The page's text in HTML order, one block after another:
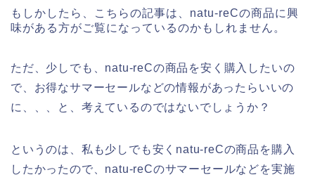
もしかしたら、こちらの記事は、natu-reCの商品に興
味がある方がご覧になっているのかもしれません。
ただ、少しでも、natu-reCの商品を安く購入したいの
で、お得なサマーセールなどの情報があったらいいの
に、、、と、考えているのではないでしょうか？
というのは、私も少しでも安くnatu-reCの商品を購入
したかったので、natu-reCのサマーセールなどを実施